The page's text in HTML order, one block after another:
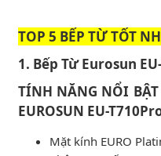
TOP 5 BẾP TỪ TỐT
1. Bếp Từ Eurosun
TÍNH NĂNG NỔI
EUROSUN EU-
Mặt kính EURO